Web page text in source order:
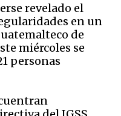
revelado el
en un
de
miércoles se
personas